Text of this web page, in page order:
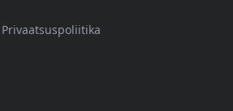
Privaatsuspoliitika